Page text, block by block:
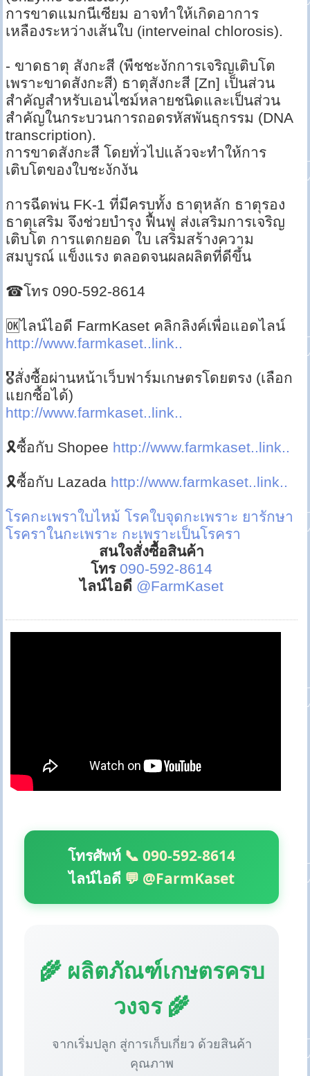
การขาดแมกนีเซียม อาจทำให้เกิดอาการ
เหลืองระหว่างเส้นใบ (interveinal chlorosis).
- ขาดธาตุ สังกะสี (พืชชะงักการเจริญเติบโต
เพราะขาดสังกะสี) ธาตุสังกะสี [Zn] เป็นส่วน
สำคัญสำหรับเอนไซม์หลายชนิดและเป็นส่วน
สำคัญในกระบวนการถอดรหัสพันธุกรรม (DNA
transcription).
การขาดสังกะสี โดยทั่วไปแล้วจะทำให้การ
เติบโตของใบชะงักงัน
การฉีดพ่น FK-1 ที่มีครบทั้ง ธาตุหลัก ธาตุรอง
ธาตุเสริม จึงช่วยบำรุง ฟื้นฟู ส่งเสริมการเจริญ
เติบโต การแตกยอด ใบ เสริมสร้างความ
สมบูรณ์ แข็งแรง ตลอดจนผลผลิตที่ดีขึ้น
☎โทร 090-592-8614
🆗ไลน์ไอดี FarmKaset คลิกลิงค์เพื่อแอดไลน์
http://www.farmkaset..link..
🎖สั่งซื้อผ่านหน้าเว็บฟาร์มเกษตรโดยตรง (เลือก
แยกซื้อได้)
http://www.farmkaset..link..
🎗ซื้อกับ Shopee http://www.farmkaset..link..
🎗ซื้อกับ Lazada http://www.farmkaset..link..
โรคกะเพราใบไหม้ โรคใบจุดกะเพราะ ยารักษา
โรคราในกะเพราะ กะเพราะเป็นโรครา
สนใจสั่งซื้อสินค้า
โทร 090-592-8614
ไลน์ไอดี @FarmKaset
โทรศัพท์ 📞 090-592-8614
ไลน์ไอดี 💬 @FarmKaset
🌾 ผลิตภัณฑ์เกษตรครบ
วงจร 🌾
จากเริ่มปลูก สู่การเก็บเกี่ยว ด้วยสินค้า
คุณภาพ